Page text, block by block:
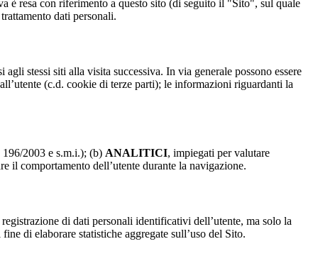
è resa con riferimento a questo sito (di seguito il "Sito", sul quale
dati personali.
stessi siti alla visita successiva. In via generale possono essere
(c.d. cookie di terze parti); le informazioni riguardanti la
2003 e s.m.i.); (b) ANALITICI, impiegati per valutare
il comportamento dell’utente durante la navigazione.
di dati personali identificativi dell’utente, ma solo la
di elaborare statistiche aggregate sull’uso del Sito.